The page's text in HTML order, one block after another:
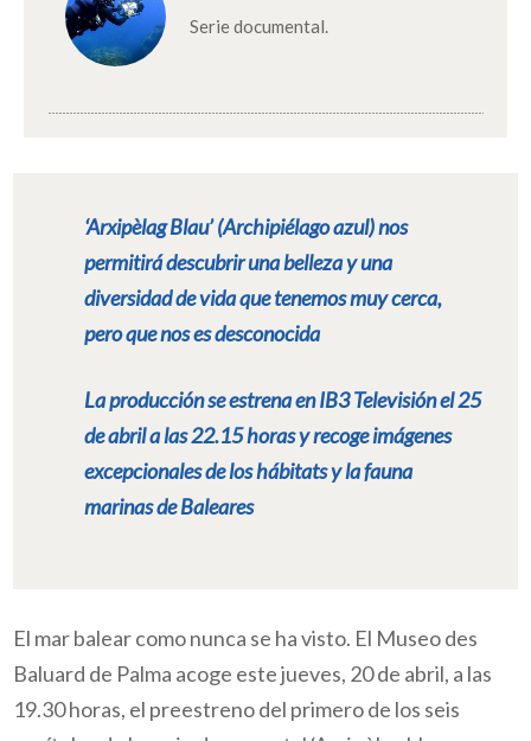
Serie documental.
‘Arxipèlag Blau’ (Archipiélago azul) nos
permitirá descubrir una belleza y una
diversidad de vida que tenemos muy cerca,
pero que nos es desconocida
La producción se estrena en IB3 Televisión el 25
de abril a las 22.15 horas y recoge imágenes
excepcionales de los hábitats y la fauna
marinas de Baleares
El mar balear como nunca se ha visto. El Museo des
Baluard de Palma acoge este jueves, 20 de abril, a las
19.30 horas, el preestreno del primero de los seis